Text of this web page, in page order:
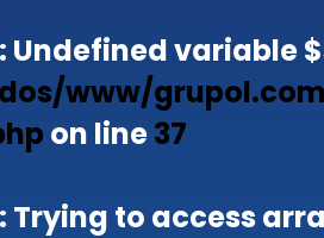
Undefined variable
www/
on line37
Trying to access